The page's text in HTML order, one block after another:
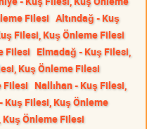
Filesi Altındağ - Kuş
Filesi, Kuş Önleme Filesi
Filesi Elmadağ - Kuş Filesi,
Kuş Önleme Filesi
Filesi Nallıhan - Kuş Filesi,
Kuş Filesi, Kuş Önleme
Önleme Filesi